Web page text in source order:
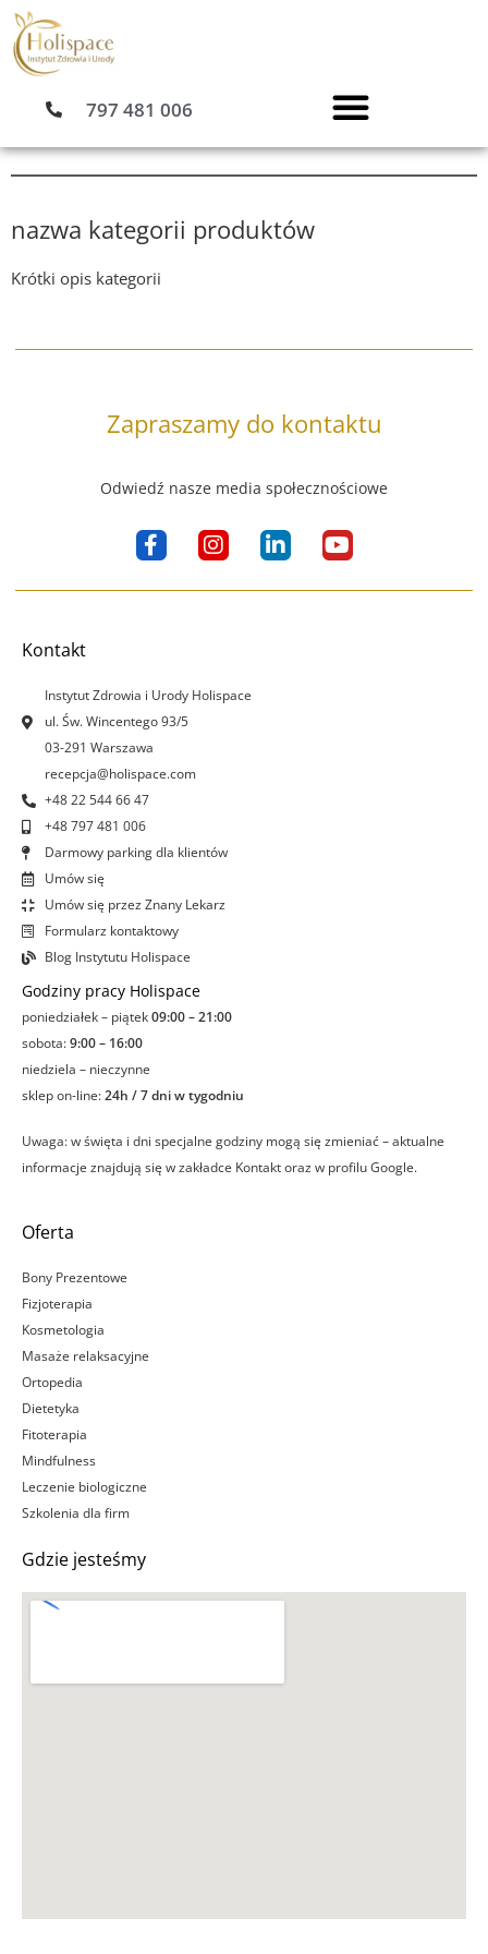
Przejdź
do
treści
797 481 006
nazwa kategorii produktów
Krótki opis kategorii
Zapraszamy do kontaktu
Odwiedź nasze media społecznościowe
F
a
c
k
-
f
I
n
s
a
L
i
n
Y
o
u
Kontakt
Instytut Zdrowia i Urody Holispace
ul. Św. Wincentego 93/5
03-291 Warszawa
recepcja@holispace.com
+48 22 544 66 47
+48 797 481 006
Darmowy parking dla klientów
Umów się
Umów się przez Znany Lekarz
Formularz kontaktowy
Blog Instytutu Holispace
Godziny pracy Holispace
poniedziałek – piątek09:00 – 21:00
sobota:9:00 – 16:00
niedziela – nieczynne
sklep on-line:24h / 7 dni w tygodniu
Uwaga: w święta i dni specjalne godziny mogą się zmieniać – aktualne
informacje znajdują się w zakładce Kontakt oraz w profilu Google.
Oferta
Bony Prezentowe
Fizjoterapia
Kosmetologia
Masaże relaksacyjne
Ortopedia
Dietetyka
Fitoterapia
Mindfulness
Leczenie biologiczne
Szkolenia dla firm
Gdzie jesteśmy